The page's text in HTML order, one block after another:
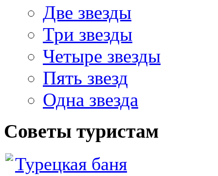
Две звезды
Три звезды
Четыре звезды
Пять звезд
Одна звезда
Советы туристам
Турецкая баня